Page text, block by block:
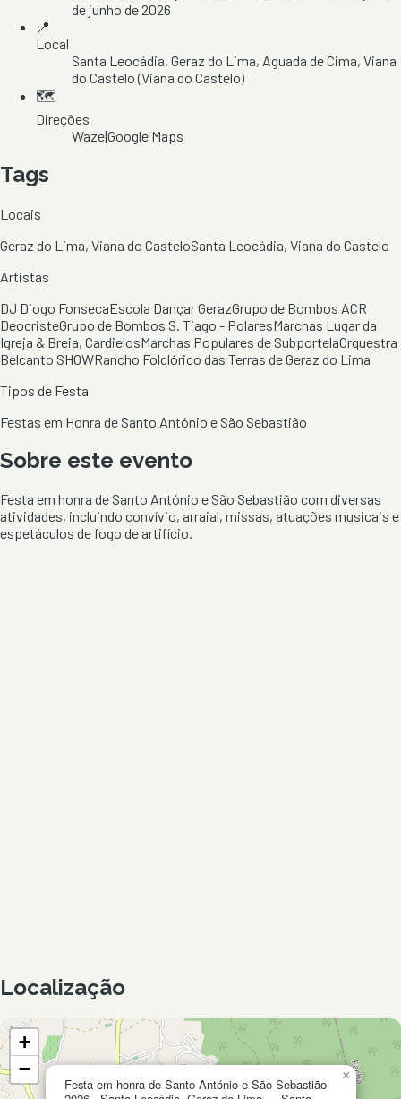
de junho de 2026
📍
Local
Santa Leocádia, Geraz do Lima, Aguada de Cima, Viana
do Castelo(Viana do Castelo)
🗺️
Direções
Waze|Google Maps
Tags
Locais
Geraz do Lima, Viana do CasteloSanta Leocádia, Viana do Castelo
Artistas
DJ Diogo FonsecaEscola Dançar GerazGrupo de Bombos ACR
DeocristeGrupo de Bombos S. Tiago - PolaresMarchas Lugar da
Igreja & Breia, CardielosMarchas Populares de SubportelaOrquestra
Belcanto SHOWRancho Folclórico das Terras de Geraz do Lima
Tipos de Festa
Festas em Honra de Santo António e São Sebastião
Sobre este evento
Festa em honra de Santo António e São Sebastião com diversas
atividades, incluindo convívio, arraial, missas, atuações musicais e
espetáculos de fogo de artifício.
Localização
Festa em honra de Santo António e São Sebastião
×
+
−